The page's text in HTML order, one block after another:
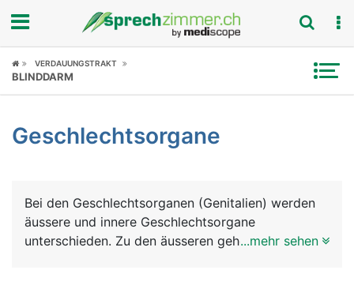
Fokus
Symptome
News
VERDAUUNGSTRAKT
BLINDDARM
Geschlechtsorgane
Bei den Geschlechtsorganen (Genitalien) werden
äussere und innere Geschlechtsorgane
unterschieden. Zu den äusseren gehören Penis und
...mehr sehen